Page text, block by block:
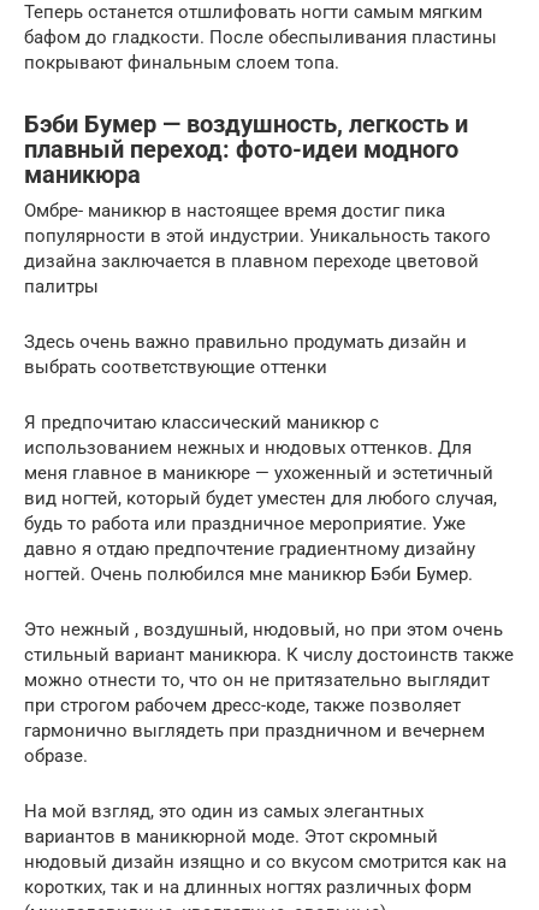
Теперь останется отшлифовать ногти самым мягким
бафом до гладкости. После обеспыливания пластины
покрывают финальным слоем топа.
Бэби Бумер — воздушность, легкость и
плавный переход: фото-идеи модного
маникюра
Омбре- маникюр в настоящее время достиг пика
популярности в этой индустрии. Уникальность такого
дизайна заключается в плавном переходе цветовой
палитры
Здесь очень важно правильно продумать дизайн и
выбрать соответствующие оттенки
Я предпочитаю классический маникюр с
использованием нежных и нюдовых оттенков. Для
меня главное в маникюре — ухоженный и эстетичный
вид ногтей, который будет уместен для любого случая,
будь то работа или праздничное мероприятие. Уже
давно я отдаю предпочтение градиентному дизайну
ногтей. Очень полюбился мне маникюр Бэби Бумер.
Это нежный , воздушный, нюдовый, но при этом очень
стильный вариант маникюра. К числу достоинств также
можно отнести то, что он не притязательно выглядит
при строгом рабочем дресс-коде, также позволяет
гармонично выглядеть при праздничном и вечернем
образе.
На мой взгляд, это один из самых элегантных
вариантов в маникюрной моде. Этот скромный
нюдовый дизайн изящно и со вкусом смотрится как на
коротких, так и на длинных ногтях различных форм